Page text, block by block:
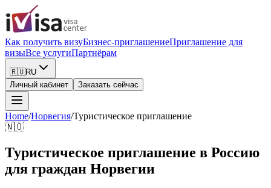
Как получить визуБизнес-приглашениеПриглашение для
визыВсе услугиПартнёрам
🇷🇺RU
Личный кабинет
Заказать сейчас
Home/Норвегия/Туристическое приглашение
🇳🇴
Туристическое приглашение в Россию
для граждан Норвегии